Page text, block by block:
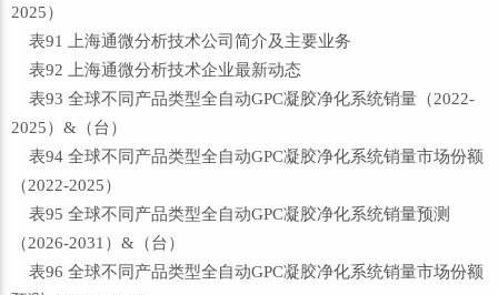
2025）
表91 上海通微分析技术公司简介及主要业务
表92 上海通微分析技术企业最新动态
表93 全球不同产品类型全自动GPC凝胶净化系统销量（2022-
2025）&（台）
表94 全球不同产品类型全自动GPC凝胶净化系统销量市场份额
（2022-2025）
表95 全球不同产品类型全自动GPC凝胶净化系统销量预测
（2026-2031）&（台）
表96 全球不同产品类型全自动GPC凝胶净化系统销量市场份额